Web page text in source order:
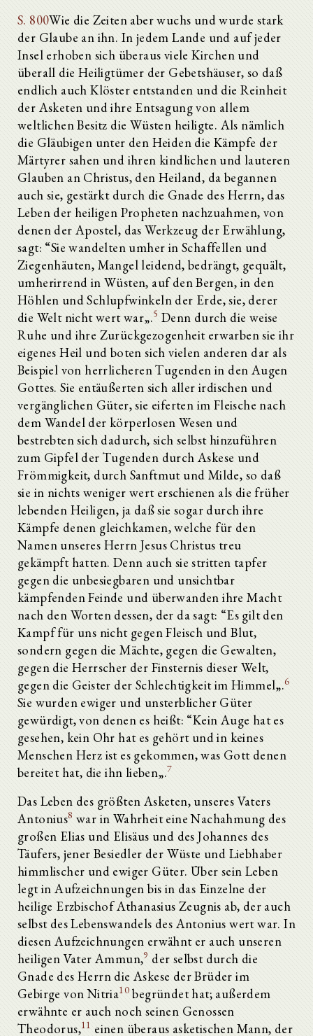
S. 800Wie die Zeiten aber wuchs und wurde stark
der Glaube an ihn. In jedem Lande und auf jeder
Insel erhoben sich überaus viele Kirchen und
überall die Heiligtümer der Gebetshäuser, so daß
endlich auch Klöster entstanden und die Reinheit
der Asketen und ihre Entsagung von allem
weltlichen Besitz die Wüsten heiligte. Als nämlich
die Gläubigen unter den Heiden die Kämpfe der
Märtyrer sahen und ihren kindlichen und lauteren
Glauben an Christus, den Heiland, da begannen
auch sie, gestärkt durch die Gnade des Herrn, das
Leben der heiligen Propheten nachzuahmen, von
denen der Apostel, das Werkzeug der Erwählung,
sagt: “Sie wandelten umher in Schaffellen und
Ziegenhäuten, Mangel leidend, bedrängt, gequält,
umherirrend in Wüsten, auf den Bergen, in den
Höhlen und Schlupfwinkeln der Erde, sie, derer
die Welt nicht wert war„.5 Denn durch die weise
Ruhe und ihre Zurückgezogenheit erwarben sie ihr
eigenes Heil und boten sich vielen anderen dar als
Beispiel von herrlicheren Tugenden in den Augen
Gottes. Sie entäußerten sich aller irdischen und
vergänglichen Güter, sie eiferten im Fleische nach
dem Wandel der körperlosen Wesen und
bestrebten sich dadurch, sich selbst hinzuführen
zum Gipfel der Tugenden durch Askese und
Frömmigkeit, durch Sanftmut und Milde, so daß
sie in nichts weniger wert erschienen als die früher
lebenden Heiligen, ja daß sie sogar durch ihre
Kämpfe denen gleichkamen, welche für den
Namen unseres Herrn Jesus Christus treu
gekämpft hatten. Denn auch sie stritten tapfer
gegen die unbesiegbaren und unsichtbar
kämpfenden Feinde und überwanden ihre Macht
nach den Worten dessen, der da sagt: “Es gilt den
Kampf für uns nicht gegen Fleisch und Blut,
sondern gegen die Mächte, gegen die Gewalten,
gegen die Herrscher der Finsternis dieser Welt,
gegen die Geister der Schlechtigkeit im Himmel„.6
Sie wurden ewiger und unsterblicher Güter
gewürdigt, von denen es heißt: “Kein Auge hat es
gesehen, kein Ohr hat es gehört und in keines
Menschen Herz ist es gekommen, was Gott denen
bereitet hat, die ihn lieben„.7
Das Leben des größten Asketen, unseres Vaters
Antonius8 war in Wahrheit eine Nachahmung des
großen Elias und Elisäus und des Johannes des
Täufers, jener Besiedler der Wüste und Liebhaber
himmlischer und ewiger Güter. Über sein Leben
legt in Aufzeichnungen bis in das Einzelne der
heilige Erzbischof Athanasius Zeugnis ab, der auch
selbst des Lebenswandels des Antonius wert war. In
diesen Aufzeichnungen erwähnt er auch unseren
heiligen Vater Ammun,9 der selbst durch die
Gnade des Herrn die Askese der Brüder im
Gebirge von Nitria10 begründet hat; außerdem
erwähnte er auch noch seinen Genossen
Theodorus,11 einen überaus asketischen Mann, der